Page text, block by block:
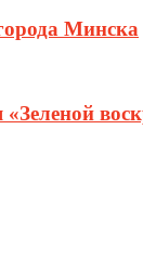
Минска